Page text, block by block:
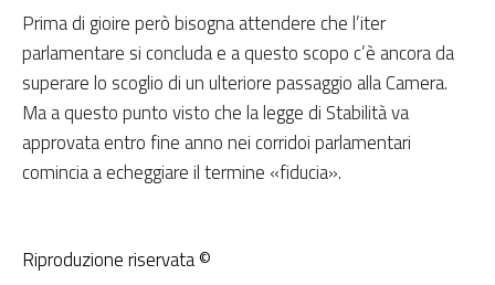
Prima di gioire però bisogna attendere che l’iter
parlamentare si concluda e a questo scopo c’è ancora da
superare lo scoglio di un ulteriore passaggio alla Camera.
Ma a questo punto visto che la legge di Stabilità va
approvata entro fine anno nei corridoi parlamentari
comincia a echeggiare il termine «fiducia».
Riproduzione riservata ©